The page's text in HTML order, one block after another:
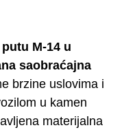
M-14 u
saobraćajna
brzine uslovima i
u kamen
materijalna